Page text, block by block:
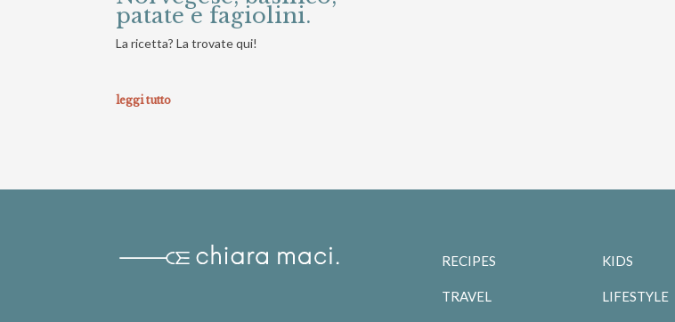
patate e fagiolini.
La ricetta? La trovate qui!
leggi tutto
RECIPES
TRAVEL
KIDS
LIFESTYLE